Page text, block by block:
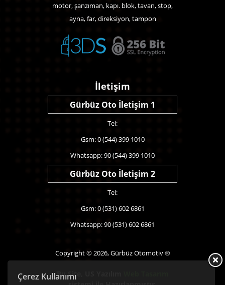
Çerez Kullanımı
motor, şanzıman, kapı. blok, tavan, stop,
ayna, far, direksiyon, tampon
İletişim
Gürbüz Oto İletişim 1
Tel:
Gsm: 0 (544) 399 1010
Whatsapp: 90 (544) 399 1010
Gürbüz Oto İletişim 2
Tel:
Gsm: 0 (531) 602 6861
Whatsapp: 90 (531) 602 6861
Copyright © 2026, Gürbüz Otomotiv ®
Bu Site,